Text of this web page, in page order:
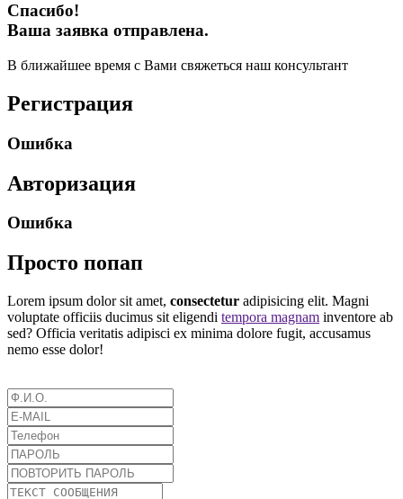
Спасибо!
Ваша заявка отправлена.
В ближайшее время с Вами свяжеться наш консультант
Регистрация
Ошибка
Авторизация
Ошибка
Просто попап
Lorem ipsum dolor sit amet, consectetur adipisicing elit. Magni
voluptate officiis ducimus sit eligendi tempora magnam inventore ab
sed? Officia veritatis adipisci ex minima dolore fugit, accusamus
nemo esse dolor!